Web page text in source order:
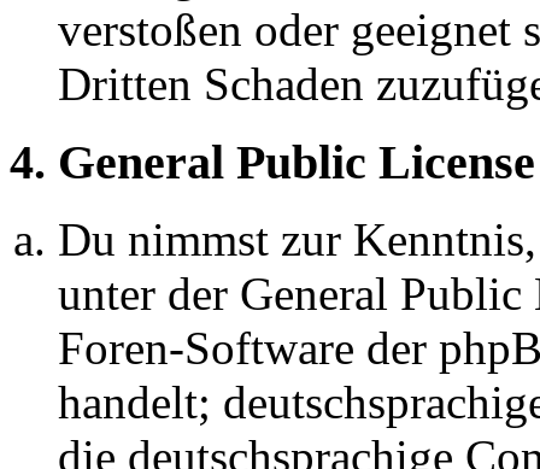
verstoßen oder geeignet
Dritten Schaden
4. General Public License
Du nimmst zur
unter der General
Foren-Software der
handelt;
die deutschsprachige